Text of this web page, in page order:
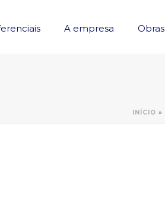
A empresa Obras
INÍCIO »